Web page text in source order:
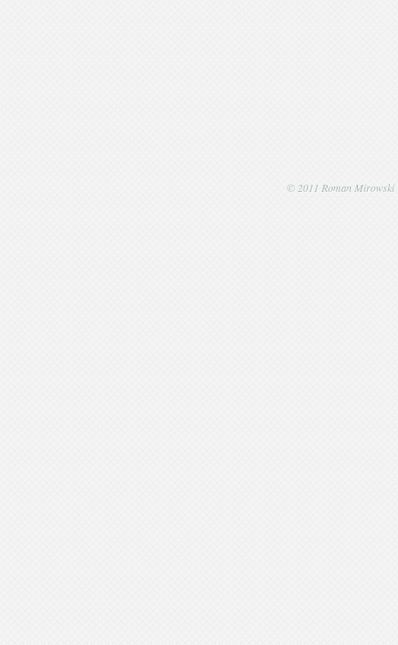
© 2011 Roman